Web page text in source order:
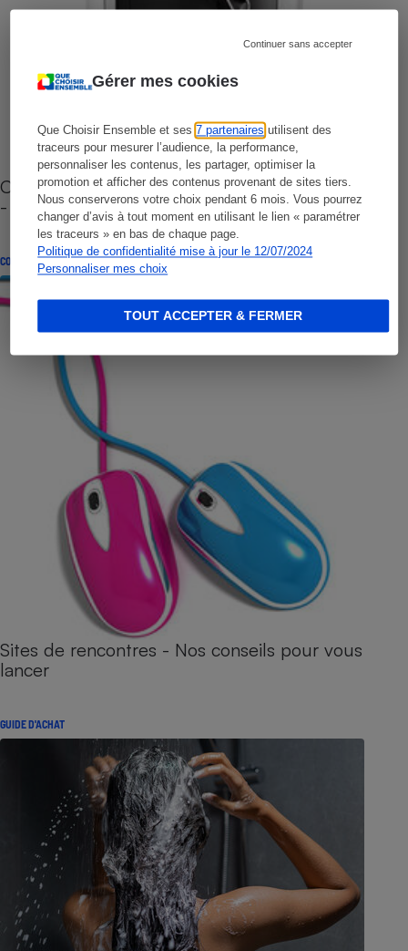
Gérer mes cookies
Que Choisir Ensemble et ses7 partenaires utilisent des
traceurs pour mesurer l’audience, la performance,
personnaliser les contenus, les partager, optimiser la
promotion et afficher des contenus provenant de sites tiers.
Nous conserverons votre choix pendant 6 mois. Vous pourrez
changer d’avis à tout moment en utilisant le lien « paramétrer
les traceurs » en bas de chaque page.
Politique de confidentialité mise à jour le 12/07/2024
Personnaliser mes choix
Continuer sans accepter
TOUT ACCEPTER & FERMER
Cafetière à capsules zéro déchet CoffeeB (vidéo)
- Premières impressions
CONSEILS
Sites de rencontres - Nos conseils pour vous
lancer
GUIDE D'ACHAT